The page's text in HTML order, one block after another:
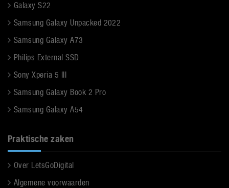
Galaxy S22
Samsung Galaxy Unpacked 2022
Samsung Galaxy A73
Philips External SSD
Sony Xperia 5 III
Samsung Galaxy Book 2 Pro
Samsung Galaxy A54
Praktische zaken
Over LetsGoDigital
Algemene voorwaarden